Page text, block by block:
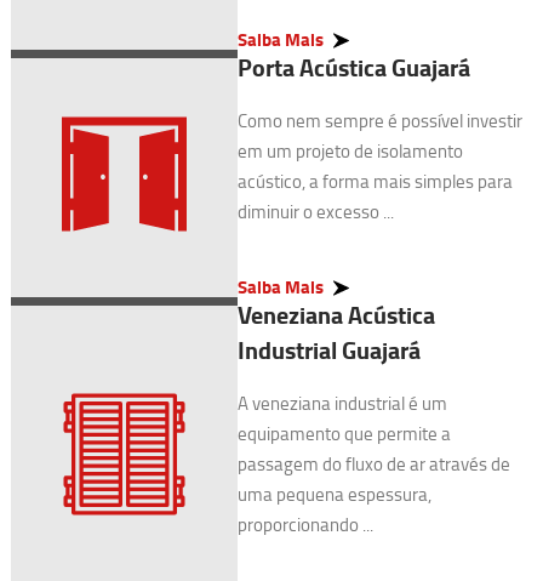
Saiba Mais
Porta Acústica Guajará
Como nem sempre é possível investir
em um projeto de isolamento
acústico, a forma mais simples para
diminuir o excesso ...
Saiba Mais
Veneziana Acústica
Industrial Guajará
A veneziana industrial é um
equipamento que permite a
passagem do fluxo de ar através de
uma pequena espessura,
proporcionando ...